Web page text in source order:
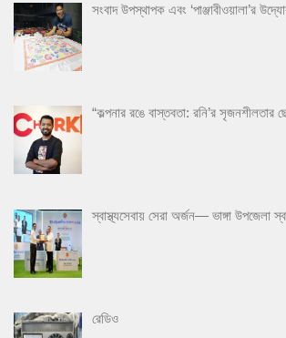
সংবাদ উপস্থাপক এবং ‘পাঞ্জাবীওয়ালা’র
“কল্পনার রঙে বাস্তবতা: রনি’র সৃজনশীলতার
স্বাস্থ্যসেবায় সেরা অর্জন— ভাঙ্গা উপজেলা
রেডিও